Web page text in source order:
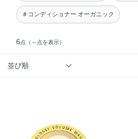
＃コンディショナー オーガニック
6点 （～点を表示）
並び順